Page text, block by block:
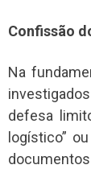
Confissão
Na
defesa
logístico”